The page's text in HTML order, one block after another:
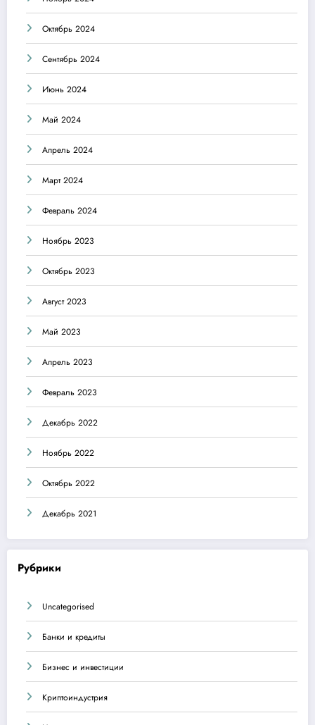
Октябрь 2024
Сентябрь 2024
Июнь 2024
Май 2024
Апрель 2024
Март 2024
Февраль 2024
Ноябрь 2023
Октябрь 2023
Август 2023
Май 2023
Апрель 2023
Февраль 2023
Декабрь 2022
Ноябрь 2022
Октябрь 2022
Декабрь 2021
Рубрики
Uncategorised
Банки и кредиты
Бизнес и инвестиции
Криптоиндустрия